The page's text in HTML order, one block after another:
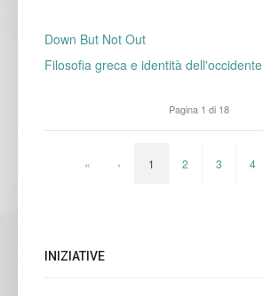
Down But Not Out
Filosofia greca e identità dell'occidente
Pagina 1 di 18
« ‹ 1 2 3 4
INIZIATIVE